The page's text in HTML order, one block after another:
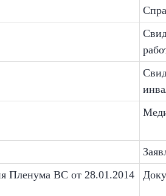
Пленума ВС от 28.01.2014